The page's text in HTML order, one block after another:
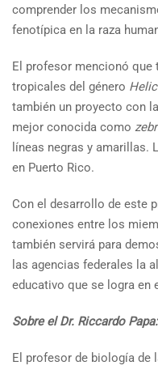
comprender los
fenotípica en la raza
El profesor mencionó que
tropicales del género
también un proyecto con
mejor conocida como
líneas negras y amarillas.
en Puerto Rico.
Con el desarrollo de este
conexiones entre los
también servirá para
las agencias federales la
educativo que se logra en
Sobre el Dr. Riccardo Papa:
El profesor de biología de